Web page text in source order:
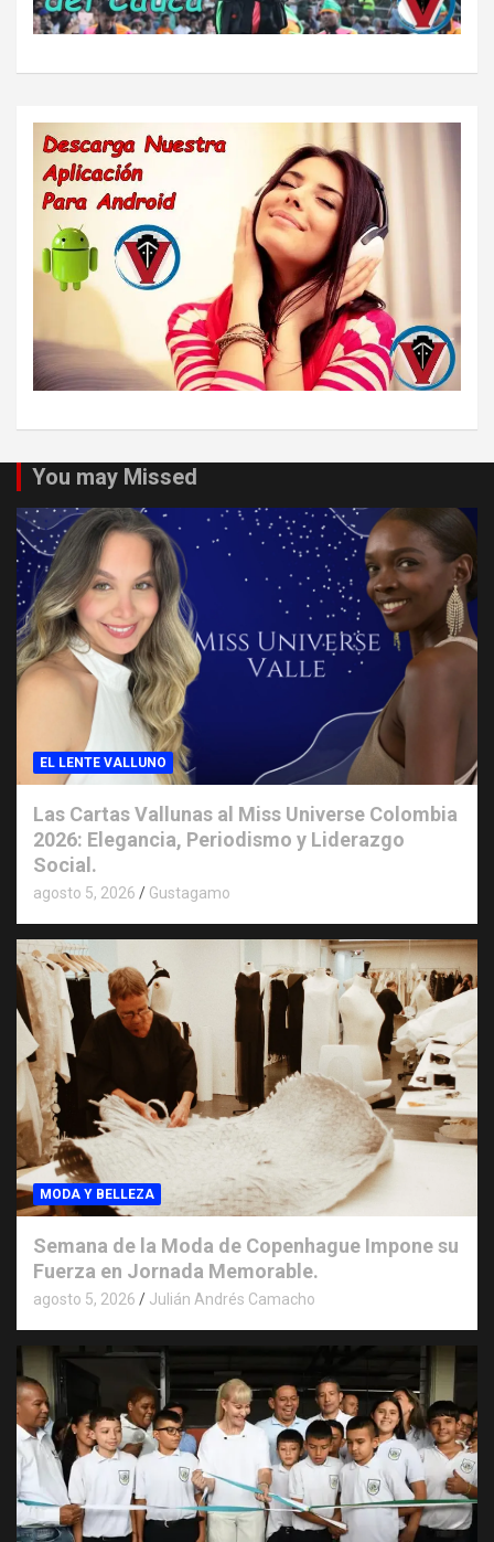
You may Missed
EL LENTE VALLUNO
Las Cartas Vallunas al Miss Universe Colombia
2026: Elegancia, Periodismo y Liderazgo
Social.
agosto 5, 2026 Gustagamo
MODA Y BELLEZA
Semana de la Moda de Copenhague Impone su
Fuerza en Jornada Memorable.
agosto 5, 2026 Julián Andrés Camacho